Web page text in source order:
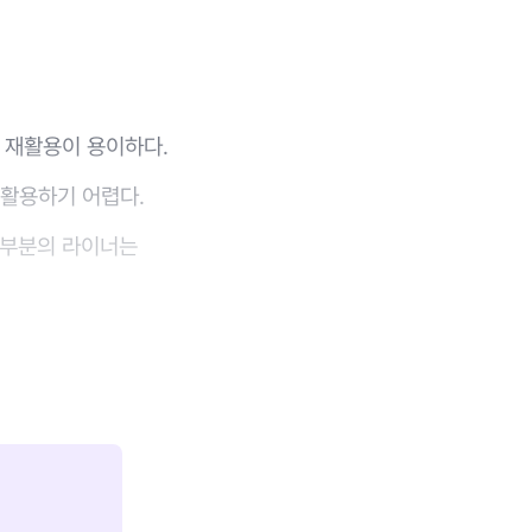
활용이 용이하다.
용하기 어렵다.
분의 라이너는